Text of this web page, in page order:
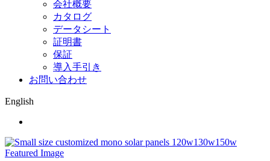
会社概要
カタログ
データシート
証明書
保証
導入手引き
お問い合わせ
English